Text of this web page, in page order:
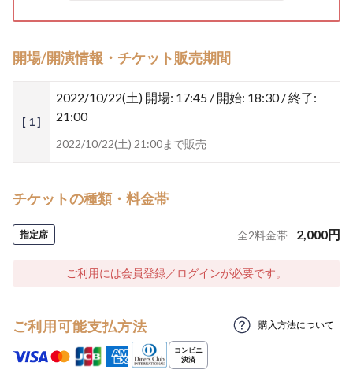
開場/開演情報・チケット販売期間
[ 1 ]
2022/10/22(土) 開場: 17:45 / 開始: 18:30 / 終了:
21:00
2022/10/22(土) 21:00まで販売
チケットの種類・料金帯
指定席 全2料金帯 2,000円
ご利用には会員登録／ログインが必要です。
ご利用可能支払方法 購入方法について